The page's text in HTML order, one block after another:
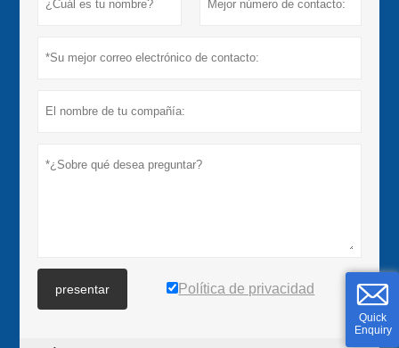
Quick
Enquiry
presentar Política de privacidad